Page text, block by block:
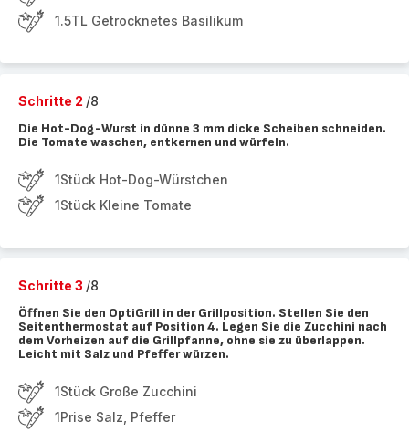
1.5TL Getrocknetes Basilikum
Schritte 2 /8
Die Hot-Dog-Wurst in dünne 3 mm dicke Scheiben schneiden.
Die Tomate waschen, entkernen und würfeln.
1Stück Hot-Dog-Würstchen
1Stück Kleine Tomate
Schritte 3 /8
Öffnen Sie den OptiGrill in der Grillposition. Stellen Sie den
Seitenthermostat auf Position 4. Legen Sie die Zucchini nach
dem Vorheizen auf die Grillpfanne, ohne sie zu überlappen.
Leicht mit Salz und Pfeffer würzen.
1Stück Große Zucchini
1Prise Salz, Pfeffer